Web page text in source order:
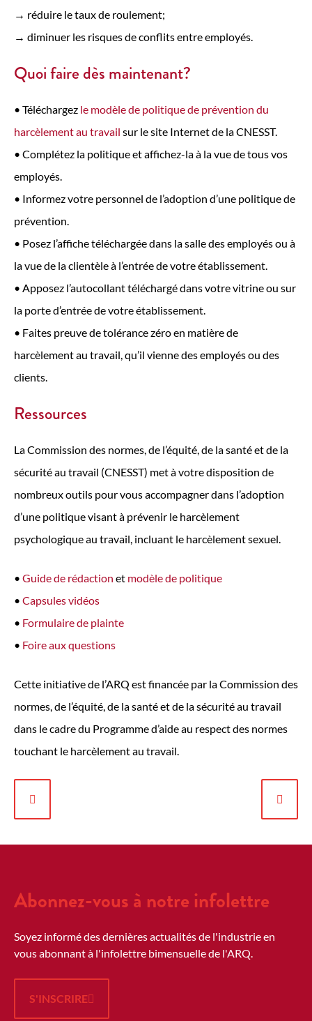
→ réduire le taux de roulement;
→ diminuer les risques de conflits entre employés.
Quoi faire dès maintenant?
• Téléchargez le modèle de politique de prévention du
harcèlement au travail sur le site Internet de la CNESST.
• Complétez la politique et affichez-la à la vue de tous vos
employés.
• Informez votre personnel de l’adoption d’une politique de
prévention.
• Posez l’affiche téléchargée dans la salle des employés ou à
la vue de la clientèle à l’entrée de votre établissement.
• Apposez l’autocollant téléchargé dans votre vitrine ou sur
la porte d’entrée de votre établissement.
• Faites preuve de tolérance zéro en matière de
harcèlement au travail, qu’il vienne des employés ou des
clients.
Ressources
La Commission des normes, de l’équité, de la santé et de la
sécurité au travail (CNESST) met à votre disposition de
nombreux outils pour vous accompagner dans l’adoption
d’une politique visant à prévenir le harcèlement
psychologique au travail, incluant le harcèlement sexuel.
• Guide de rédaction et modèle de politique
• Capsules vidéos
• Formulaire de plainte
• Foire aux questions
Cette initiative de l’ARQ est financée par la Commission des
normes, de l’équité, de la santé et de la sécurité au travail
dans le cadre du Programme d’aide au respect des normes
touchant le harcèlement au travail.
Abonnez-vous à notre infolettre
Soyez informé des dernières actualités de l'industrie en
vous abonnant à l'infolettre bimensuelle de l'ARQ.
S'INSCRIRE